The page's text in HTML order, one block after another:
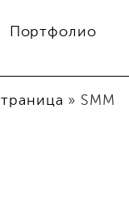
Портфолио
» SMM